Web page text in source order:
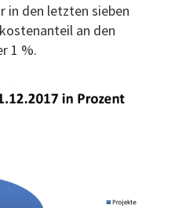
in den letzten sieben
an den
1 %.